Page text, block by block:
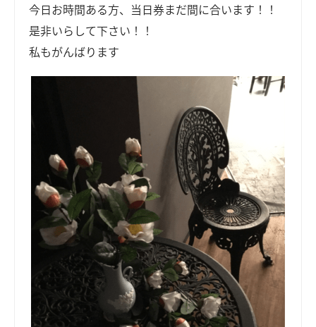
今日お時間ある方、当日券まだ間に合います！！
是非いらして下さい！！
私もがんばります